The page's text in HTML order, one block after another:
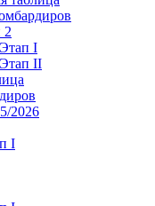
2
I
II
2026
I